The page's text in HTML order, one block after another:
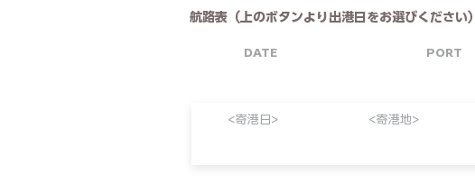
航路表（上のボタンより出港日をお選びください）
DATE PORT
<寄港日> <寄港地>